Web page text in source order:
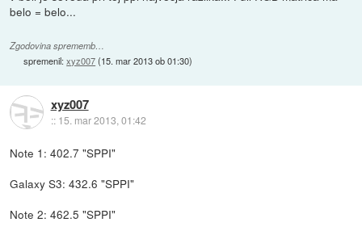
belo = belo...
Zgodovina sprememb…
spremenil:xyz007(15. mar 2013 ob 01:30)
xyz007
:: 15. mar 2013, 01:42
Note 1: 402.7 "SPPI"
Galaxy S3: 432.6 "SPPI"
Note 2: 462.5 "SPPI"